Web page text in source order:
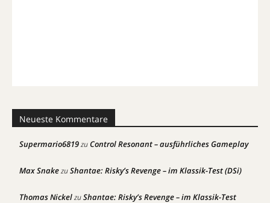
Neueste Kommentare
Supermario6819zuControl Resonant – ausführliches Gameplay
Max SnakezuShantae: Risky’s Revenge – im Klassik-Test (DSi)
Thomas NickelzuShantae: Risky’s Revenge – im Klassik-Test